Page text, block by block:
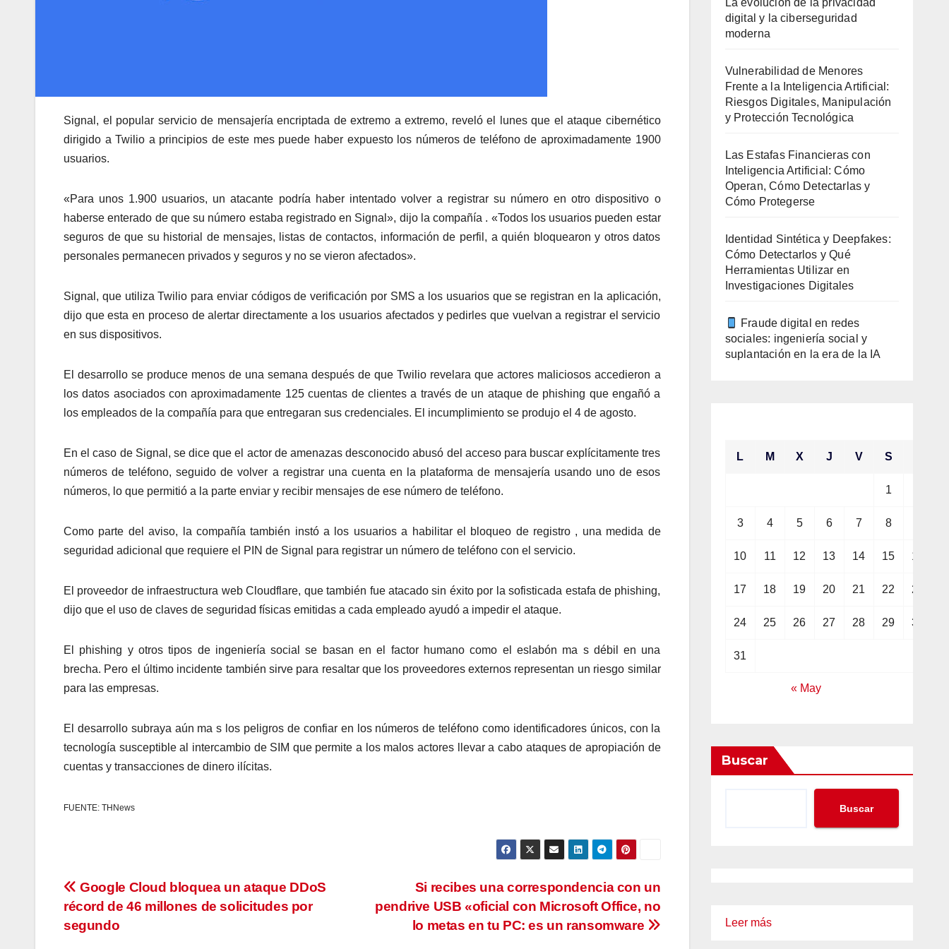
Signal, el popular servicio de mensajería encriptada de extremo a extremo, reveló el lunes que el ataque cibernético
dirigido a Twilio a principios de este mes puede haber expuesto los números de teléfono de aproximadamente 1900
usuarios.
«Para unos 1.900 usuarios, un atacante podría haber intentado volver a registrar su número en otro dispositivo o
haberse enterado de que su número estaba registrado en Signal», dijo la compañía . «Todos los usuarios pueden estar
seguros de que su historial de mensajes, listas de contactos, información de perfil, a quién bloquearon y otros datos
personales permanecen privados y seguros y no se vieron afectados».
Signal, que utiliza Twilio para enviar códigos de verificación por SMS a los usuarios que se registran en la aplicación,
dijo que esta en proceso de alertar directamente a los usuarios afectados y pedirles que vuelvan a registrar el servicio
en sus dispositivos.
El desarrollo se produce menos de una semana después de que Twilio revelara que actores maliciosos accedieron a
los datos asociados con aproximadamente 125 cuentas de clientes a través de un ataque de phishing que engañó a
los empleados de la compañía para que entregaran sus credenciales. El incumplimiento se produjo el 4 de agosto.
En el caso de Signal, se dice que el actor de amenazas desconocido abusó del acceso para buscar explícitamente tres
números de teléfono, seguido de volver a registrar una cuenta en la plataforma de mensajería usando uno de esos
números, lo que permitió a la parte enviar y recibir mensajes de ese número de teléfono.
Como parte del aviso, la compañía también instó a los usuarios a habilitar el bloqueo de registro , una medida de
seguridad adicional que requiere el PIN de Signal para registrar un número de teléfono con el servicio.
El proveedor de infraestructura web Cloudflare, que también fue atacado sin éxito por la sofisticada estafa de phishing,
dijo que el uso de claves de seguridad físicas emitidas a cada empleado ayudó a impedir el ataque.
El phishing y otros tipos de ingeniería social se basan en el factor humano como el eslabón ma s débil en una
brecha. Pero el último incidente también sirve para resaltar que los proveedores externos representan un riesgo similar
para las empresas.
El desarrollo subraya aún ma s los peligros de confiar en los números de teléfono como identificadores únicos, con la
tecnología susceptible al intercambio de SIM que permite a los malos actores llevar a cabo ataques de apropiación de
cuentas y transacciones de dinero ilícitas.
FUENTE: THNews
Navegación
de
Si recibes una correspondencia con un
pendrive USB «oficial con Microsoft Office, no
lo metas en tu PC: es un ransomware
Google Cloud bloquea un ataque DDoS
récord de 46 millones de solicitudes por
segundo
La evolución de la privacidad
digital y la ciberseguridad
moderna
Vulnerabilidad de Menores
Frente a la Inteligencia Artificial:
Riesgos Digitales, Manipulación
y Protección Tecnológica
Las Estafas Financieras con
Inteligencia Artificial: Cómo
Operan, Cómo Detectarlas y
Cómo Protegerse
Identidad Sintética y Deepfakes:
Cómo Detectarlos y Qué
Herramientas Utilizar en
Investigaciones Digitales
Fraude digital en redes
sociales: ingeniería social y
suplantación en la era de la IA
L M X J V S
1
3 4 5 6 7 8
10 11 12 13 14 15 16
17 18 19 20 21 22 23
24 25 26 27 28 29 30
31
« May
Buscar
Buscar
Leer más: